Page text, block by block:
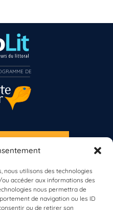
nous utilisons des technologies
accéder aux informations des
nous permettra de
de navigation ou les ID
ou de retirer son
NEWSLETTER